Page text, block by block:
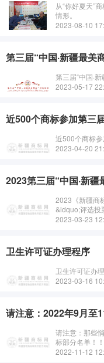
从“你好夏天”
情形。
2023-08-10
第三届“中国·新疆最美
第三届“中国·
2023-05-17
近500个商标参加第三
近500个商标参
2023-04-20
2023第三届“中国·新疆
2023《新疆商
&ldquo;评选投
标识和品牌形
2023-03-23
卫生许可证办理程序
卫生许可证办
2023-03-16
请注意：那些
标部分名单！
限责任公司
2022-11-12